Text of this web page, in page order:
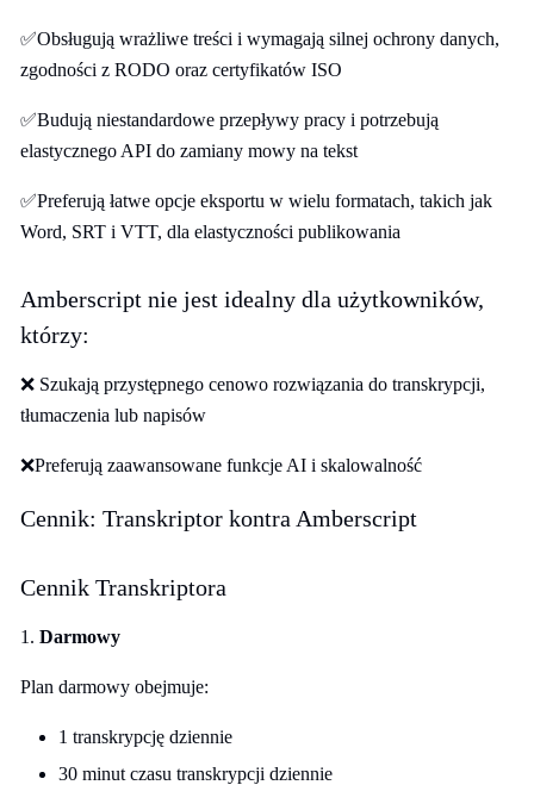
✅Obsługują wrażliwe treści i wymagają silnej ochrony danych,
zgodności z RODO oraz certyfikatów ISO
✅Budują niestandardowe przepływy pracy i potrzebują
elastycznego API do zamiany mowy na tekst
✅Preferują łatwe opcje eksportu w wielu formatach, takich jak
Word, SRT i VTT, dla elastyczności publikowania
Amberscript nie jest idealny dla użytkowników,
którzy:
❌ Szukają przystępnego cenowo rozwiązania do transkrypcji,
tłumaczenia lub napisów
❌Preferują zaawansowane funkcje AI i skalowalność
Cennik: Transkriptor kontra Amberscript
Cennik Transkriptora
1. Darmowy
Plan darmowy obejmuje:
1 transkrypcję dziennie
30 minut czasu transkrypcji dziennie